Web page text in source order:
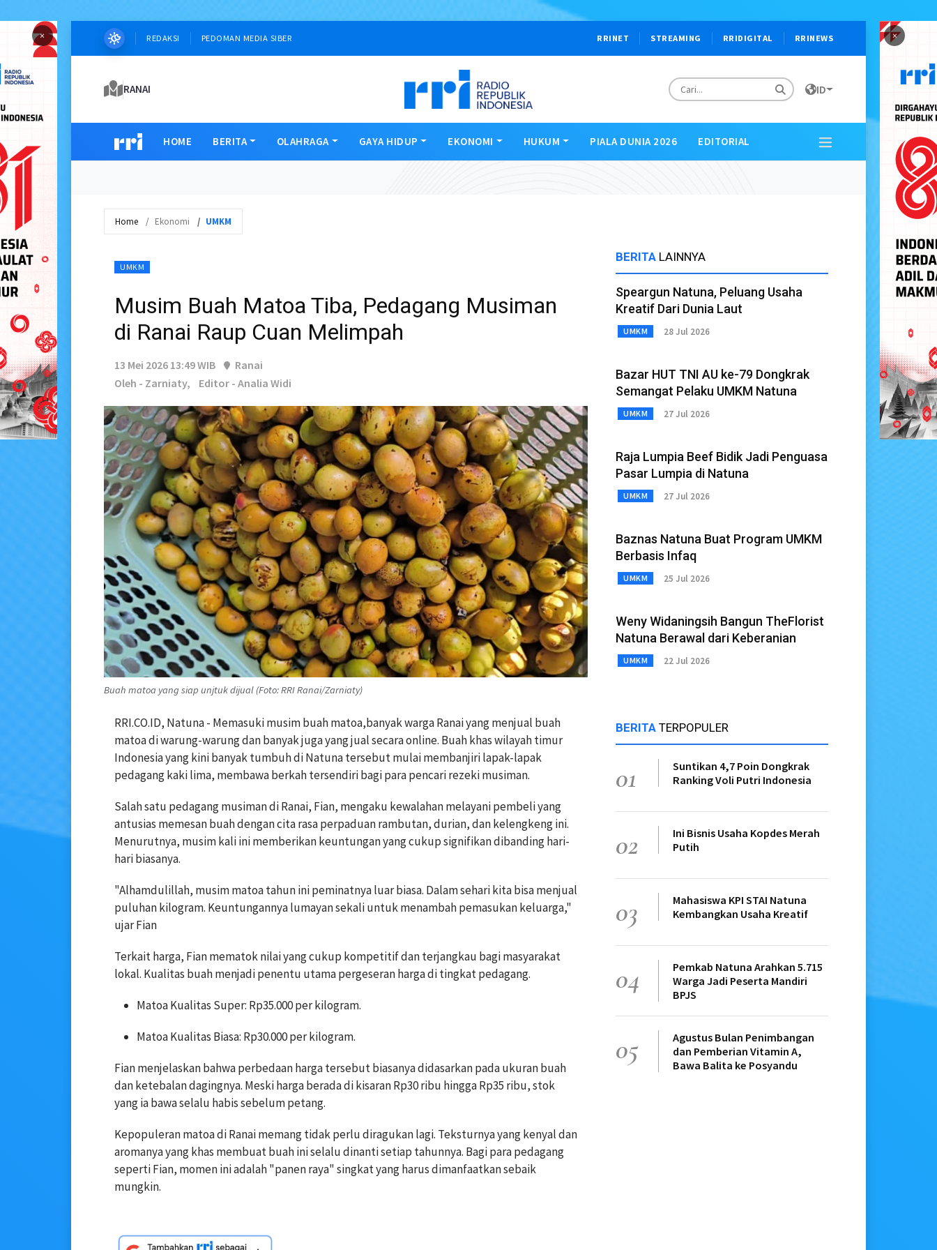
× ×
REDAKSI PEDOMAN MEDIA SIBER RRINET STREAMING RRIDIGITAL RRINEWS
RANAI ID
HOME BERITA OLAHRAGA GAYA HIDUP EKONOMI HUKUM PIALA DUNIA 2026 EDITORIAL
Home Ekonomi UMKM
UMKM
Musim Buah Matoa Tiba, Pedagang Musiman
di Ranai Raup Cuan Melimpah
13 Mei 2026 13:49 WIB
Ranai
Oleh - Zarniaty,
Editor - Analia Widi
Buah matoa yang siap unjtuk dijual (Foto: RRI Ranai/Zarniaty)
RRI.CO.ID, Natuna - Memasuki musim buah matoa,banyak warga Ranai yang menjual buah
matoa di warung-warung dan banyak juga yang jual secara online. Buah khas wilayah timur
Indonesia yang kini banyak tumbuh di Natuna tersebut mulai membanjiri lapak-lapak
pedagang kaki lima, membawa berkah tersendiri bagi para pencari rezeki musiman.
Salah satu pedagang musiman di Ranai, Fian, mengaku kewalahan melayani pembeli yang
antusias memesan buah dengan cita rasa perpaduan rambutan, durian, dan kelengkeng ini.
Menurutnya, musim kali ini memberikan keuntungan yang cukup signifikan dibanding hari-
hari biasanya.
"Alhamdulillah, musim matoa tahun ini peminatnya luar biasa. Dalam sehari kita bisa menjual
puluhan kilogram. Keuntungannya lumayan sekali untuk menambah pemasukan keluarga,"
ujar Fian
Terkait harga, Fian mematok nilai yang cukup kompetitif dan terjangkau bagi masyarakat
lokal. Kualitas buah menjadi penentu utama pergeseran harga di tingkat pedagang.
Matoa Kualitas Super: Rp35.000 per kilogram.
Matoa Kualitas Biasa: Rp30.000 per kilogram.
Fian menjelaskan bahwa perbedaan harga tersebut biasanya didasarkan pada ukuran buah
dan ketebalan dagingnya. Meski harga berada di kisaran Rp30 ribu hingga Rp35 ribu, stok
yang ia bawa selalu habis sebelum petang.
Kepopuleran matoa di Ranai memang tidak perlu diragukan lagi. Teksturnya yang kenyal dan
aromanya yang khas membuat buah ini selalu dinanti setiap tahunnya. Bagi para pedagang
seperti Fian, momen ini adalah "panen raya" singkat yang harus dimanfaatkan sebaik
mungkin.
BERITA LAINNYA
Speargun Natuna, Peluang Usaha
Kreatif Dari Dunia Laut
UMKM 28 Jul 2026
Bazar HUT TNI AU ke-79 Dongkrak
Semangat Pelaku UMKM Natuna
UMKM 27 Jul 2026
Raja Lumpia Beef Bidik Jadi Penguasa
Pasar Lumpia di Natuna
UMKM 27 Jul 2026
Baznas Natuna Buat Program UMKM
Berbasis Infaq
UMKM 25 Jul 2026
Weny Widaningsih Bangun TheFlorist
Natuna Berawal dari Keberanian
UMKM 22 Jul 2026
BERITA TERPOPULER
01
Suntikan 4,7 Poin Dongkrak
Ranking Voli Putri Indonesia
02
Ini Bisnis Usaha Kopdes Merah
Putih
03
Mahasiswa KPI STAI Natuna
Kembangkan Usaha Kreatif
04
Pemkab Natuna Arahkan 5.715
Warga Jadi Peserta Mandiri
BPJS
05
Agustus Bulan Penimbangan
dan Pemberian Vitamin A,
Bawa Balita ke Posyandu